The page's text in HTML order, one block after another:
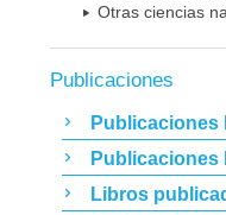
Otras ciencias
Publicaciones
Publicaciones
Publicaciones
Libros